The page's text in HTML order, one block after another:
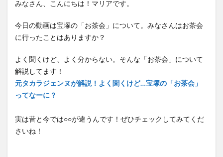
みなさん、こんにちは！マリアです。
今日の動画は宝塚の「お茶会」について。みなさんはお茶会
に行ったことはありますか？
よく聞くけど、よく分からない。そんな「お茶会」について
解説してます！
元タカラジェンヌが解説！よく聞くけど…宝塚の「お茶会」
ってなーに？
実は昔と今では○○が違うんです！ぜひチェックしてみてくだ
さいね！